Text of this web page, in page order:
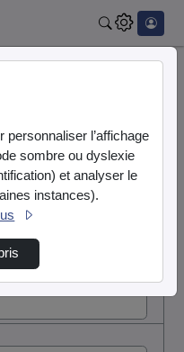
l’affichage
sombre ou dyslexie
et analyser le
instances).